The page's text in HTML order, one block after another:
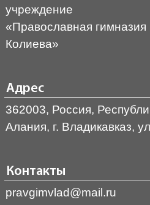
учреждение
«Православная
Колиева»
Адрес
362003, Россия,
Алания, г. Владикавказ,
Контакты
pravgimvlad@mail.ru